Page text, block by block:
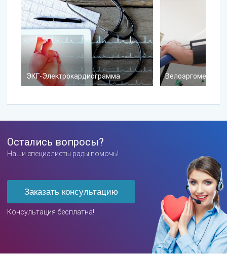
ЭКГ-Электрокардиограмма Велоэргометрия
Остались вопросы?
Наши специалисты рады помочь!
Заказать консультацию
Консультация бесплатна!